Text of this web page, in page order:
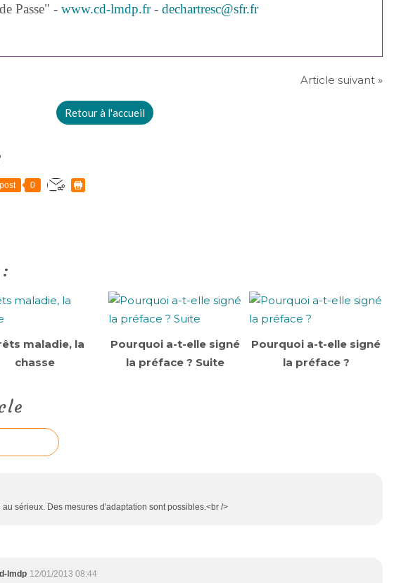
Passe" -www.cd-lmdp.fr-dechartresc@sfr.fr
Article suivant »
Retour à l'accueil
0
maladie, la
chasse
Pourquoi a-t-elle signé
la préface ? Suite
Pourquoi a-t-elle signé
la préface ?
sérieux. Des mesures d'adaptation sont possibles.<br />
lmdp 12/01/2013 08:44